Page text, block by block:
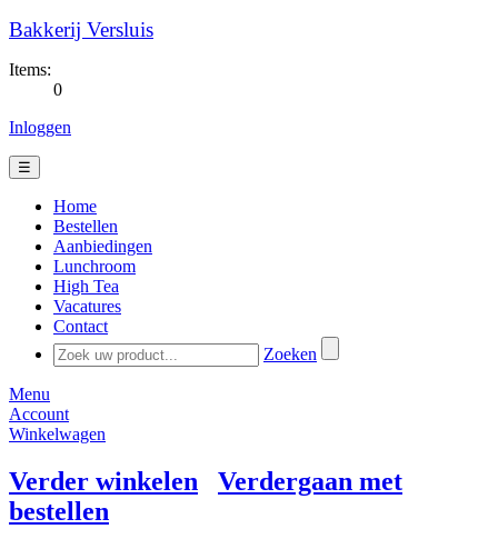
Bakkerij Versluis
Items:
0
Inloggen
☰
Home
Bestellen
Aanbiedingen
Lunchroom
High Tea
Vacatures
Contact
Zoeken
Menu
Account
Winkelwagen
Verder winkelen
Verdergaan met
bestellen